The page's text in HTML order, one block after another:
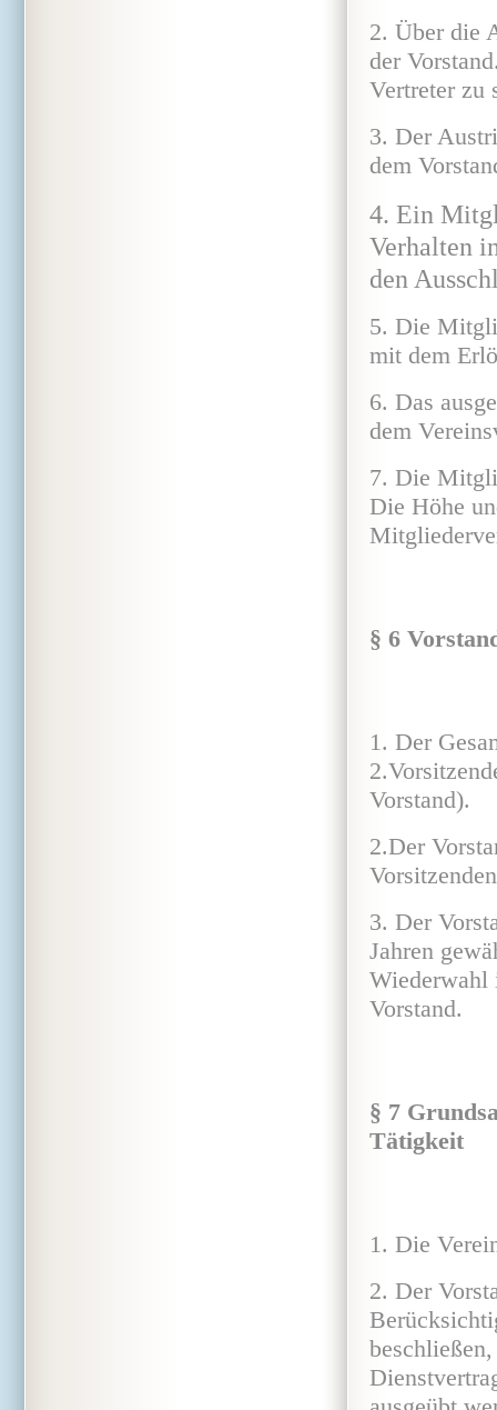
2. Über die
der
Vertreter zu
3. Der
dem
4. Ein
Verhalten
den
5. Die
mit dem
6. Das
dem
7. Die
Die Höhe
§ 6
1. Der
Vorstand).
2.Der
3. Der
Jahren
Wiederwahl
Vorstand.
§ 7
Tätigkeit
1. Die
2. Der